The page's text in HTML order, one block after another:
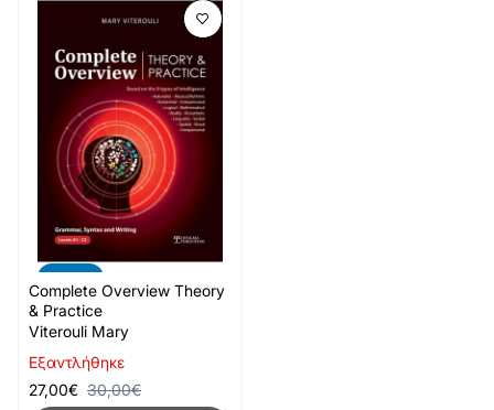
Εξαντλήθηκε
Complete Overview Theory
& Practice
Viterouli Mary
27,00€ 30,00€